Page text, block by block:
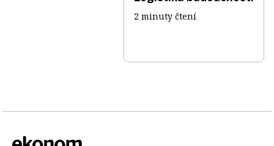
2 minuty čtení